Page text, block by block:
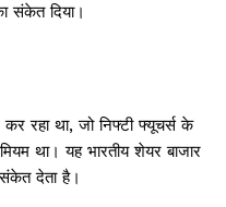
संकेत दिया।
रहा था, जो निफ्टी फ्यूचर्स के
था। यह भारतीय शेयर बाजार
देता है।